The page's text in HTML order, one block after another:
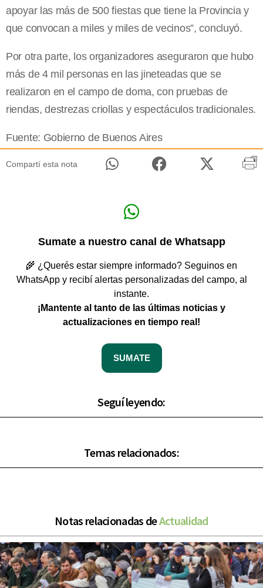
apoyar las más de 500 fiestas que tiene la Provincia y
que convocan a miles y miles de vecinos”, concluyó.
Por otra parte, los organizadores aseguraron que hubo
más de 4 mil personas en las jineteadas que se
realizaron en el campo de doma, con pruebas de
riendas, destrezas criollas y espectáculos tradicionales.
Fuente: Gobierno de Buenos Aires
Compartí esta nota
Sumate a nuestro canal de Whatsapp
🌾 ¿Querés estar siempre informado? Seguinos en
WhatsApp y recibí alertas personalizadas del campo, al
instante.
¡Mantente al tanto de las últimas noticias y
actualizaciones en tiempo real!
SUMATE
Seguí leyendo:
Temas relacionados:
Notas relacionadas deActualidad